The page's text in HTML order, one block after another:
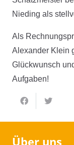
Nieding als
Als
Alexander Klein
Glückwunsch
Aufgaben!
Über uns